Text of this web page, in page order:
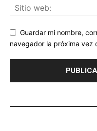
Guardar mi nombre,
navegador la próxima vez